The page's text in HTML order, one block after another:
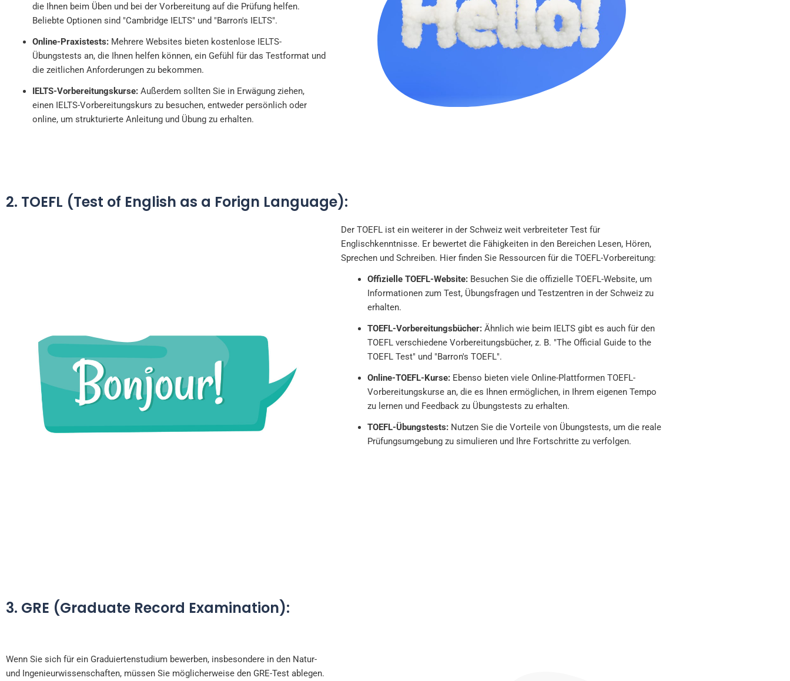
die Ihnen beim Üben und bei der Vorbereitung auf die Prüfung helfen.
Beliebte Optionen sind "Cambridge IELTS" und "Barron's IELTS".
Online-Praxistests: Mehrere Websites bieten kostenlose IELTS-
Übungstests an, die Ihnen helfen können, ein Gefühl für das Testformat und
die zeitlichen Anforderungen zu bekommen.
IELTS-Vorbereitungskurse: Außerdem sollten Sie in Erwägung ziehen,
einen IELTS-Vorbereitungskurs zu besuchen, entweder persönlich oder
online, um strukturierte Anleitung und Übung zu erhalten.
2. TOEFL (Test of English as a Forign Language):
Der TOEFL ist ein weiterer in der Schweiz weit verbreiteter Test für
Englischkenntnisse. Er bewertet die Fähigkeiten in den Bereichen Lesen, Hören,
Sprechen und Schreiben. Hier finden Sie Ressourcen für die TOEFL-Vorbereitung:
Offizielle TOEFL-Website: Besuchen Sie die offizielle TOEFL-Website, um
Informationen zum Test, Übungsfragen und Testzentren in der Schweiz zu
erhalten.
TOEFL-Vorbereitungsbücher: Ähnlich wie beim IELTS gibt es auch für den
TOEFL verschiedene Vorbereitungsbücher, z. B. "The Official Guide to the
TOEFL Test" und "Barron's TOEFL".
Online-TOEFL-Kurse: Ebenso bieten viele Online-Plattformen TOEFL-
Vorbereitungskurse an, die es Ihnen ermöglichen, in Ihrem eigenen Tempo
zu lernen und Feedback zu Übungstests zu erhalten.
TOEFL-Übungstests: Nutzen Sie die Vorteile von Übungstests, um die reale
Prüfungsumgebung zu simulieren und Ihre Fortschritte zu verfolgen.
3. GRE (Graduate Record Examination):
Wenn Sie sich für ein Graduiertenstudium bewerben, insbesondere in den Natur-
und Ingenieurwissenschaften, müssen Sie möglicherweise den GRE-Test ablegen.